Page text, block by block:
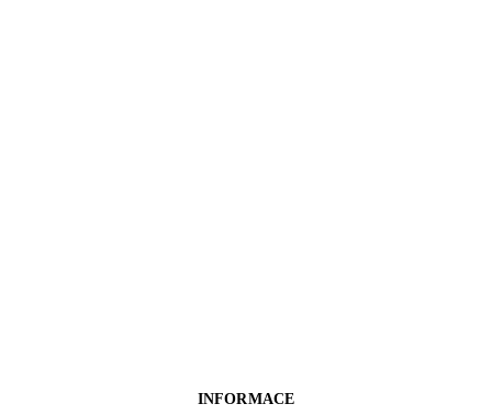
INFORMACE